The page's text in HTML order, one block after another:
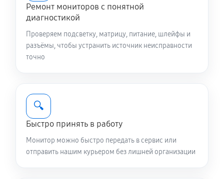
Ремонт мониторов с понятной
диагностикой
Проверяем подсветку, матрицу, питание, шлейфы и
разъёмы, чтобы устранить источник неисправности
точно
🔍
Быстро принять в работу
Монитор можно быстро передать в сервис или
отправить нашим курьером без лишней организации